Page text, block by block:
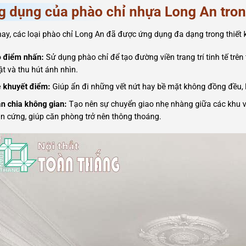
dụng của phào chỉ nhựa Long An
các loại phào chỉ Long An đã được ứng dụng đa dạng trong thiết
điểm nhấn: Sử dụng phào chỉ để tạo đường viền trang trí tinh tế
và thu hút ánh nhìn.
khuyết điểm: Giúp ẩn đi những vết nứt hay bề mặt không đồng
chia không gian: Tạo nên sự chuyển giao nhẹ nhàng giữa các
cứng, giúp căn phòng trở nên thông thoáng.